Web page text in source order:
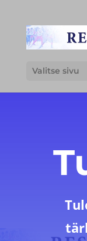
Valitse sivu